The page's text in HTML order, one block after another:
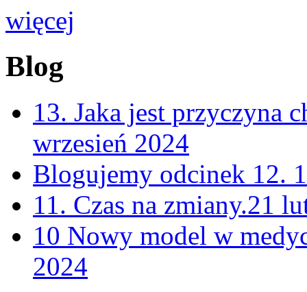
więcej
Blog
13. Jaka jest przyczyna
wrzesień 2024
Blogujemy odcinek 12.
11. Czas na zmiany.21
10 Nowy model w
2024